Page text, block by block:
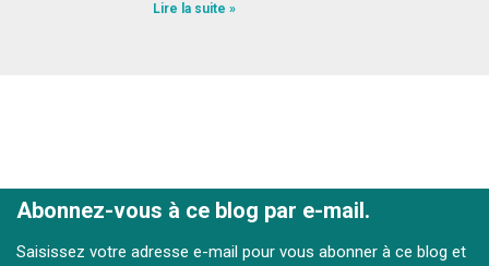
Lire la suite »
Abonnez-vous à ce blog par e-mail.
Saisissez votre adresse e-mail pour vous abonner à ce blog et